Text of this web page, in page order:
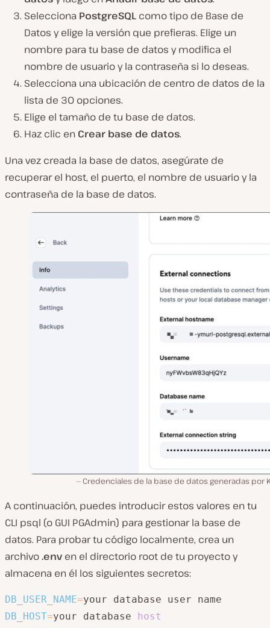
Selecciona PostgreSQL como tipo de Base de
Datos y elige la versión que prefieras. Elige un
nombre para tu base de datos y modifica el
nombre de usuario y la contraseña si lo deseas.
Selecciona una ubicación de centro de datos de la
lista de 30 opciones.
Elige el tamaño de tu base de datos.
Haz clic en Crear base de datos.
Una vez creada la base de datos, asegúrate de
recuperar el host, el puerto, el nombre de usuario y la
contraseña de la base de datos.
Credenciales de la base de datos generadas por
A continuación, puedes introducir estos valores en tu
CLI psql (o GUI PGAdmin) para gestionar la base de
datos. Para probar tu código localmente, crea un
archivo.env en el directorio root de tu proyecto y
almacena en él los siguientes secretos:
DB_USER_NAME=
DB_HOST=your database
host